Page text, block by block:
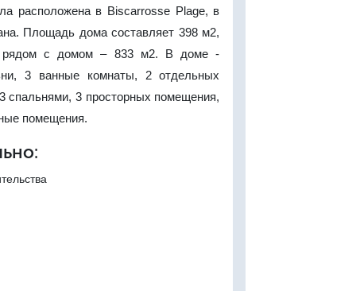
расположена в Biscarrosse Plage, в
Площадь дома составляет 398 м2,
рядом с домом – 833 м2. В доме -
3 ванные комнаты, 2 отдельных
спальнями, 3 просторных помещения,
помещения.